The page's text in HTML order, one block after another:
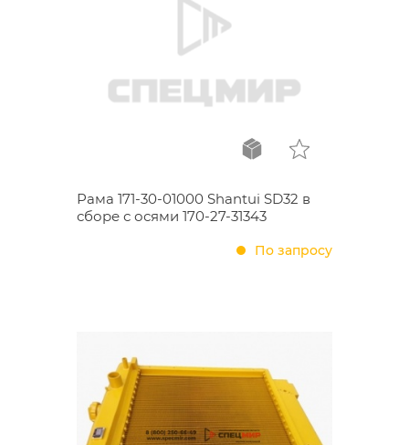
Рама 171-30-01000 Shantui SD32 в
сборе с осями 170-27-31343
По запросу